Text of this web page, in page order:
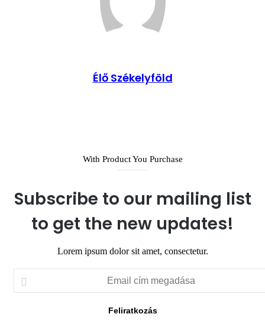
Élő Székelyföld
With Product You Purchase
Subscribe to our mailing list
to get the new updates!
Lorem ipsum dolor sit amet, consectetur.
cím
megadása